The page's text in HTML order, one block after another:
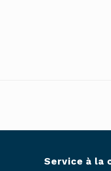
Service à la